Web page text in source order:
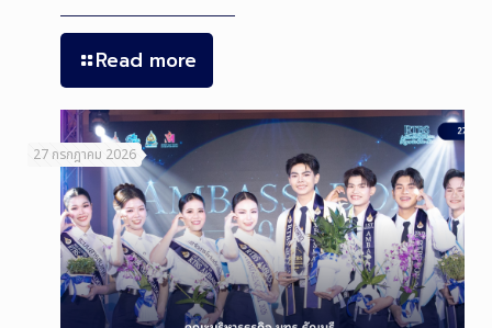
Read more
27 กรกฎาคม 2026